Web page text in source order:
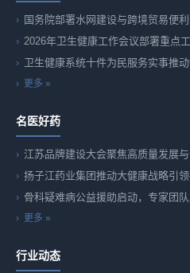
国务院部署水网建设与跨境贸易便
2026年卫生健康工作会议部署重点工
卫生健康系统十件为民服务实事推
更多 »
名医好药
江苏品牌建设大会聚焦高质量发展
扬子江药业集团推动大健康战略引
骨科疑难病公益援助启动，专家团
更多 »
行业动态